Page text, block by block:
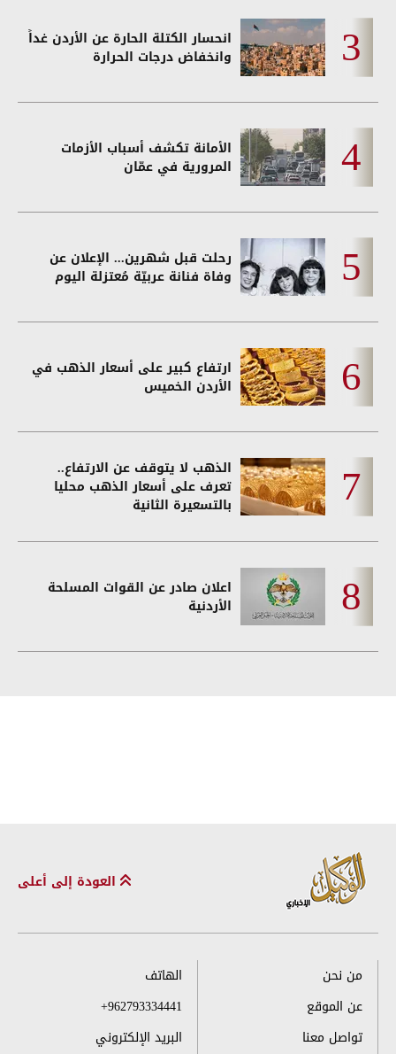
انحسار الكتلة الحارة عن الأردن غداً
وانخفاض درجات الحرارة
الأمانة تكشف أسباب الأزمات
المرورية في عمّان
رحلت قبل شهرين... الإعلان عن
وفاة فنانة عربيّة مُعتزلة اليوم
ارتفاع كبير على أسعار الذهب في
الأردن الخميس
الذهب لا يتوقف عن الارتفاع..
تعرف على أسعار الذهب محليا
بالتسعيرة الثانية
اعلان صادر عن القوات المسلحة
الأردنية
العودة إلى أعلى
من نحن
عن الموقع
تواصل معنا
الهاتف
+962793334441
البريد الإلكتروني